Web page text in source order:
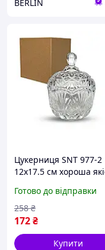
BERLIN
Цукерниця SNT 977-2
12х17.5 см хороша
Готово до відправки
172₴
258 ₴
Купити